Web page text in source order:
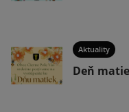
Aktuality
Deň